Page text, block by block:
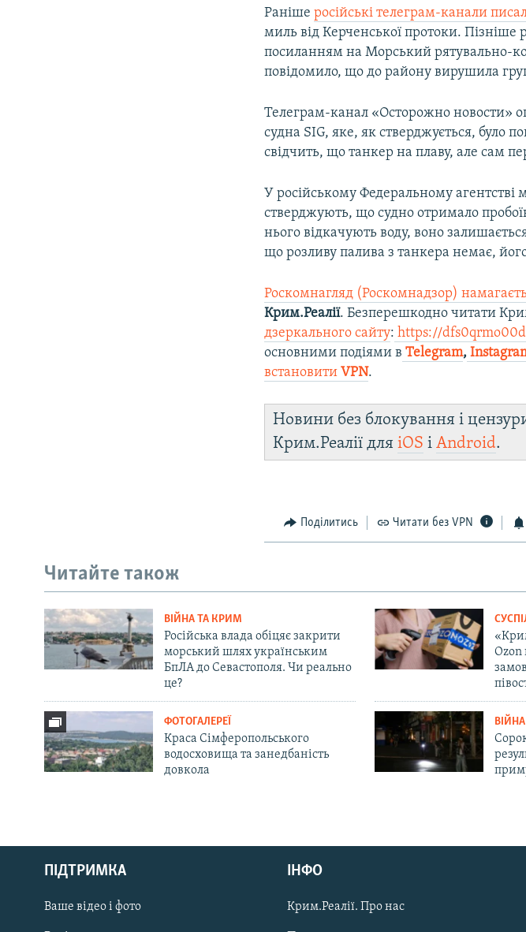
Русский
Qırımtatar
ДОЛУЧАЙСЯ!
Ранішеросійські телеграм-канали
миль від Керченської протоки. Пізніше
посиланням на Морський рятувально-
повідомило, що до району вирушила
Телеграм-канал «Осторожно новости»
судна SIG, яке, як стверджується,
свідчить, що танкер на плаву, але сам
У російському Федеральному агентстві
стверджують, що судно отримало
нього відкачують воду, воно
що розливу палива з танкера немає,
Роскомнагляд (Роскомнадзор)
Крим.Реалії. Безперешкодно читати
дзеркального сайту: https://
основними подіями в Telegram,
встановитиVPN.
Новини без блокування і
Крим.Реалії дляiOS іAndroid.
Поділитись Читати без VPN
Читайте також
ВІЙНА ТА КРИМ
Російська влада обіцяє закрити
морський шлях українським
БпЛА до Севастополя. Чи реально
це?
ФОТОГАЛЕРЕЇ
Краса Сімферопольського
водосховища та занедбаність
довкола
ПІДТРИМКА
Ваше відео і фото
ІНФО
Крим.Реалії. Про нас